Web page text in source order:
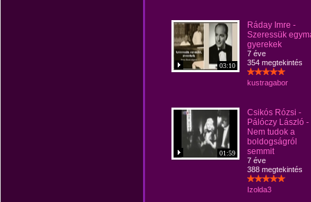
03:10
Ráday Imre -
Szeressük
gyerekek
7 éve
354 megtekintés
kustragabor
01:59
Csikós Rózsi -
Pálóczy László -
Nem tudok a
boldogságról
semmit
7 éve
388 megtekintés
Izolda3